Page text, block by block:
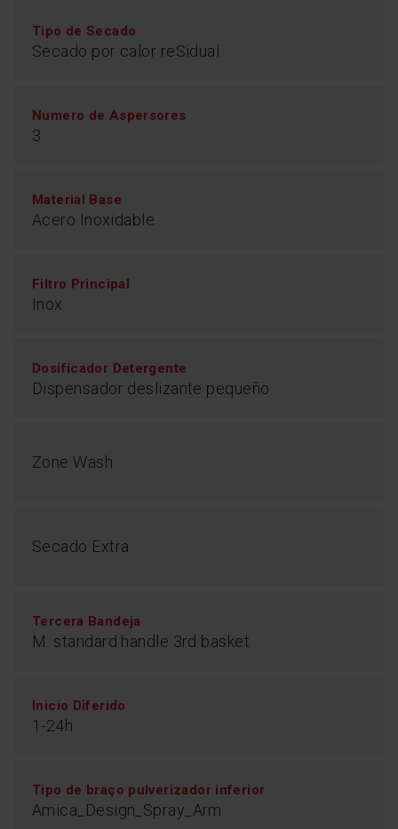
Tipo de Secado
Secado por calor reSidual
Numero de Aspersores
3
Material Base
Acero Inoxidable
Filtro Principal
Inox
Dosificador Detergente
Dispensador deslizante pequeño
Zone Wash
Secado Extra
Tercera Bandeja
M. standard handle 3rd basket
Inicio Diferido
1-24h
Tipo de braço pulverizador inferior
Amica_Design_Spray_Arm